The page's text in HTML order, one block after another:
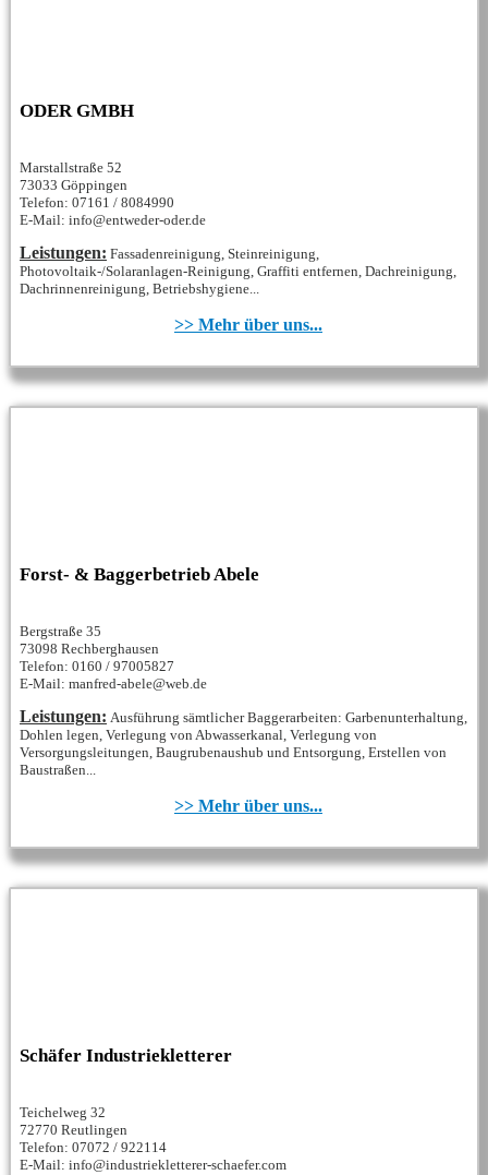
ODER GMBH
Marstallstraße 52
73033 Göppingen
Telefon: 07161 / 8084990
E-Mail: info@entweder-oder.de
Leistungen: Fassadenreinigung, Steinreinigung,
Photovoltaik-/Solaranlagen-Reinigung, Graffiti entfernen, Dachreinigung,
Dachrinnenreinigung, Betriebshygiene...
>> Mehr über uns...
Forst- & Baggerbetrieb Abele
Bergstraße 35
73098 Rechberghausen
Telefon: 0160 / 97005827
E-Mail: manfred-abele@web.de
Leistungen: Ausführung sämtlicher Baggerarbeiten: Garbenunterhaltung,
Dohlen legen, Verlegung von Abwasserkanal, Verlegung von
Versorgungsleitungen, Baugrubenaushub und Entsorgung, Erstellen von
Baustraßen...
>> Mehr über uns...
Schäfer Industriekletterer
Teichelweg 32
72770 Reutlingen
Telefon: 07072 / 922114
E-Mail: info@industriekletterer-schaefer.com